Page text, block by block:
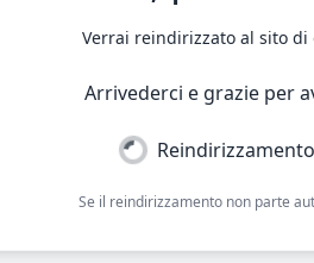
Verrai reindirizzato al sito
Arrivederci e grazie per
Se il reindirizzamento non parte